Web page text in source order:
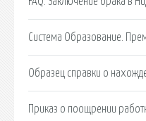
Система Образование.
Образец справки о
Приказ о поощрении